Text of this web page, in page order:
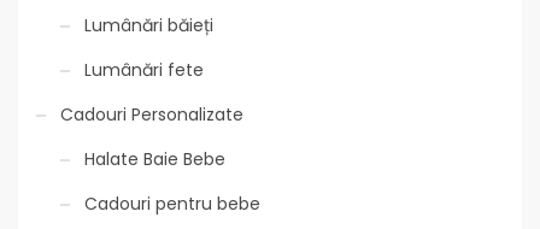
Lumânări băieți
Lumânări fete
Cadouri Personalizate
Halate Baie Bebe
Cadouri pentru bebe